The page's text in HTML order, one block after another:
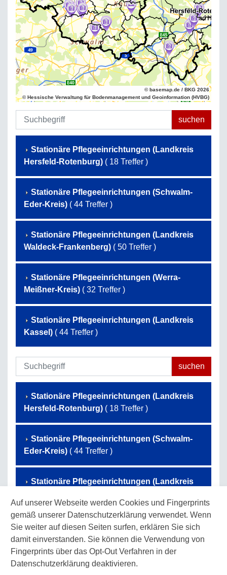
Auf unserer Webseite werden Cookies und Fingerprints
gemäß unserer Datenschutzerklärung verwendet. Wenn
Sie weiter auf diesen Seiten surfen, erklären Sie sich
damit einverstanden. Sie können die Verwendung von
Fingerprints über das Opt-Out Verfahren in der
Datenschutzerklärung deaktivieren.
© basemap.de / BKG 2026
© Hessische Verwaltung für Bodenmanagement und Geoinformation (HVBG)
Stationäre Pflegeeinrichtungen (Landkreis
Hersfeld-Rotenburg) ( 18 Treffer )
Stationäre Pflegeeinrichtungen (Schwalm-
Eder-Kreis) ( 44 Treffer )
Stationäre Pflegeeinrichtungen (Landkreis
Waldeck-Frankenberg) ( 50 Treffer )
Stationäre Pflegeeinrichtungen (Werra-
Meißner-Kreis) ( 32 Treffer )
Stationäre Pflegeeinrichtungen (Landkreis
Kassel) ( 44 Treffer )
Stationäre Pflegeeinrichtungen (Landkreis
Hersfeld-Rotenburg) ( 18 Treffer )
Stationäre Pflegeeinrichtungen (Schwalm-
Eder-Kreis) ( 44 Treffer )
Stationäre Pflegeeinrichtungen (Landkreis
Stationäre Pflegeeinrichtungen (Werra-
Meißner-Kreis)( 32 Treffer )
Stationäre Pflegeeinrichtungen (Landkreis